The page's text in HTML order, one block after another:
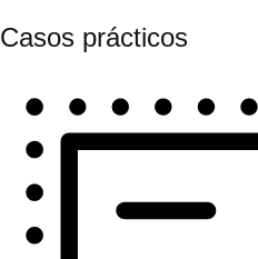
Casos prácticos